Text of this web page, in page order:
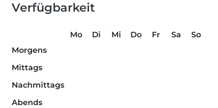
Verfügbarkeit
Mo Di Mi Do Fr Sa
So
Morgens
Mittags
Nachmittags
Abends